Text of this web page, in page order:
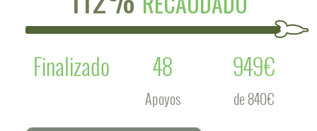
Finalizado
48
Apoyos
949€
de 840€